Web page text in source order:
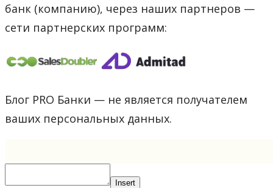
банк (компанию), через наших партнеров —
сети партнерских программ:
Блог PRO Банки — не является получателем
ваших персональных данных.
Insert